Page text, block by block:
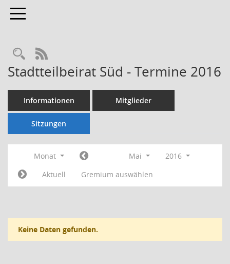
Toggle navigation
Rechercheauswahl
RSS-Feed
Stadtteilbeirat Süd - Termine 2016
Informationen Mitglieder
Sitzungen
Monat Mai
2016
Aktuell
Gremium auswählen
Keine Daten gefunden.